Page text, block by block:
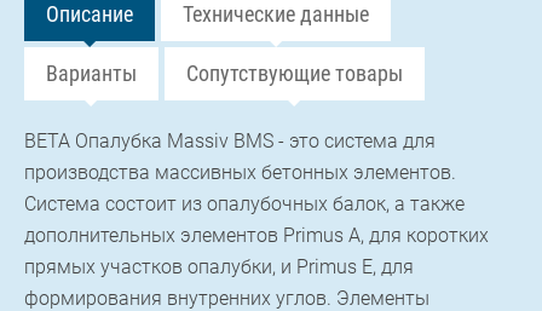
Описание Технические данные
Варианты Сопутствующие товары
BETA Опалубка Massiv BMS - это система для
производства массивных бетонных элементов.
Система состоит из опалубочных балок, а также
дополнительных элементов Primus A, для коротких
прямых участков опалубки, и Primus E, для
формирования внутренних углов. Элементы